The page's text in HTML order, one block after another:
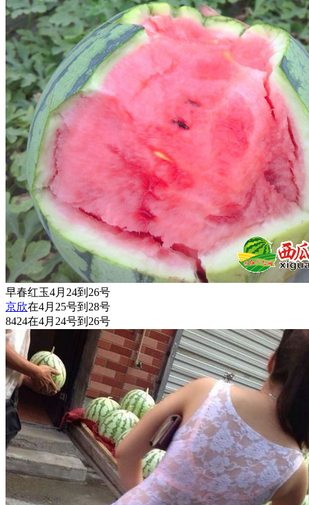
早春红玉4月24到26号
京欣在4月25号到28号
8424在4月24号到26号